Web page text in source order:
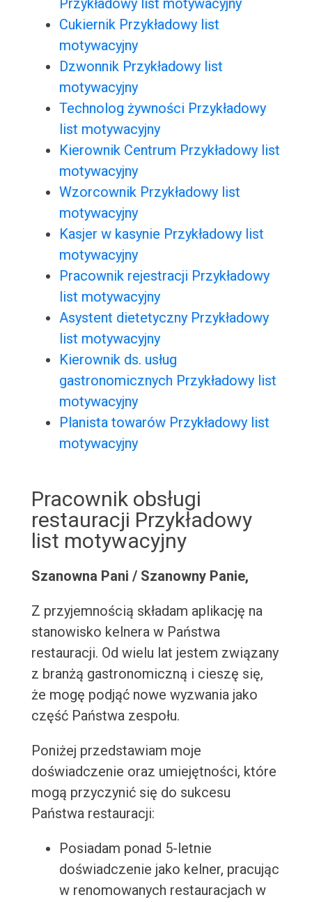
Przykładowy list motywacyjny
Cukiernik Przykładowy list
motywacyjny
Dzwonnik Przykładowy list
motywacyjny
Technolog żywności Przykładowy
list motywacyjny
Kierownik Centrum Przykładowy list
motywacyjny
Wzorcownik Przykładowy list
motywacyjny
Kasjer w kasynie Przykładowy list
motywacyjny
Pracownik rejestracji Przykładowy
list motywacyjny
Asystent dietetyczny Przykładowy
list motywacyjny
Kierownik ds. usług
gastronomicznych Przykładowy list
motywacyjny
Planista towarów Przykładowy list
motywacyjny
Pracownik obsługi
restauracji Przykładowy
list motywacyjny
Szanowna Pani / Szanowny Panie,
Z przyjemnością składam aplikację na
stanowisko kelnera w Państwa
restauracji. Od wielu lat jestem związany
z branżą gastronomiczną i cieszę się,
że mogę podjąć nowe wyzwania jako
część Państwa zespołu.
Poniżej przedstawiam moje
doświadczenie oraz umiejętności, które
mogą przyczynić się do sukcesu
Państwa restauracji:
Posiadam ponad 5-letnie
doświadczenie jako kelner, pracując
w renomowanych restauracjach w